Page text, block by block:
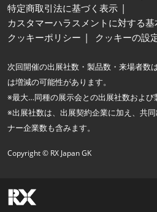
特定商取引法に基づく表示
カスタマーハラスメントに対する
クッキーポリシー
クッキーの設
次回開催の出展社数・製品数・来場者数
は増減の可能性があります。
※最大…同種の展示会との出展社数および
※出展社数は、出展契約企業に加え、共
ナー企業数も含みます。
Copyright © RX Japan GK